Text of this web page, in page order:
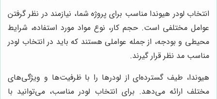
انتخاب لودر هیوندا مناسب برای پروژه شما، نیازمند در نظر گرفتن
عوامل مختلفی است. حجم کار، نوع مواد مورد استفاده، شرایط
محیطی و بودجه، از جمله عواملی هستند که باید در انتخاب لودر
مناسب مد نظر قرار گیرند.
هیوندا، طیف گسترده‌ای از لودرها را با ظرفیت‌ها و ویژگی‌های
مختلف ارائه می‌دهد. برای انتخاب لودر مناسب، می‌توانید با